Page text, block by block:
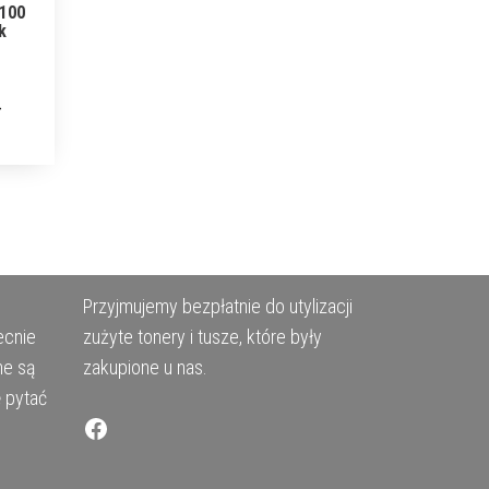
są
pytać
Przyjmujemy bezpłatnie do utylizacji
zużyte tonery i tusze, które były
zakupione u nas.
Facebook